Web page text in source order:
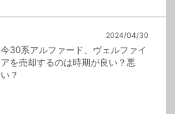
2024/04/30
今30系アルファード、ヴェルファイ
アを売却するのは時期が良い？悪
い？